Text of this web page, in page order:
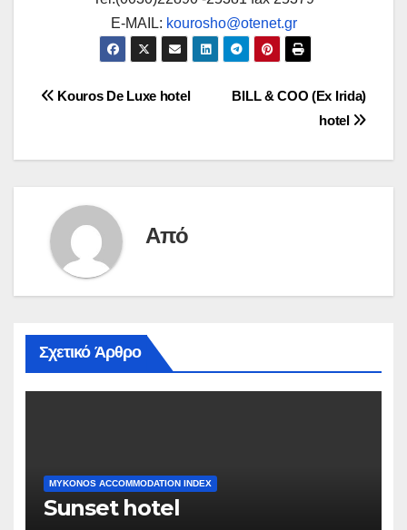
E-MAIL: kourosho@otenet.gr
Πλοήγηση
BILL & COO (Ex Irida)
hotel
Kouros De Luxe hotel
Από
Σχετικό Άρθρο
MYKONOS ACCOMMODATION INDEX
Sunset hotel